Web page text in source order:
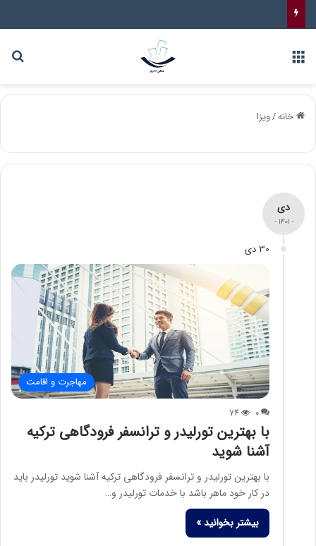
خانه/ویزا
دی
- 1401 -
30 دی
مهاجرت و اقامت
0
74
با بهترین تورلیدر و ترانسفر فرودگاهی ترکیه
آشنا شوید
با بهترین تورلیدر و ترانسفر فرودگاهی ترکیه آشنا شوید تورلیدر باید
در کار خود ماهر باشد با خدمات تورلیدر و…
بیشتر بخوانید »